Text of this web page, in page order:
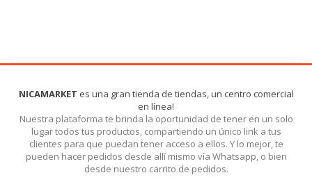
NICAMARKET es una gran tienda de tiendas, un centro comercial
en línea!
Nuestra plataforma te brinda la oportunidad de tener en un solo
lugar todos tus productos, compartiendo un único link a tus
clientes para que puedan tener acceso a ellos. Y lo mejor, te
pueden hacer pedidos desde allí mismo vía Whatsapp, o bien
desde nuestro carrito de pedidos.